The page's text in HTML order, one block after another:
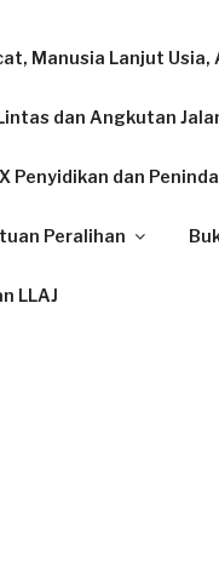
Manusia Lanjut
dan Angkutan
Penyidikan dan
Peralihan
LLAJ